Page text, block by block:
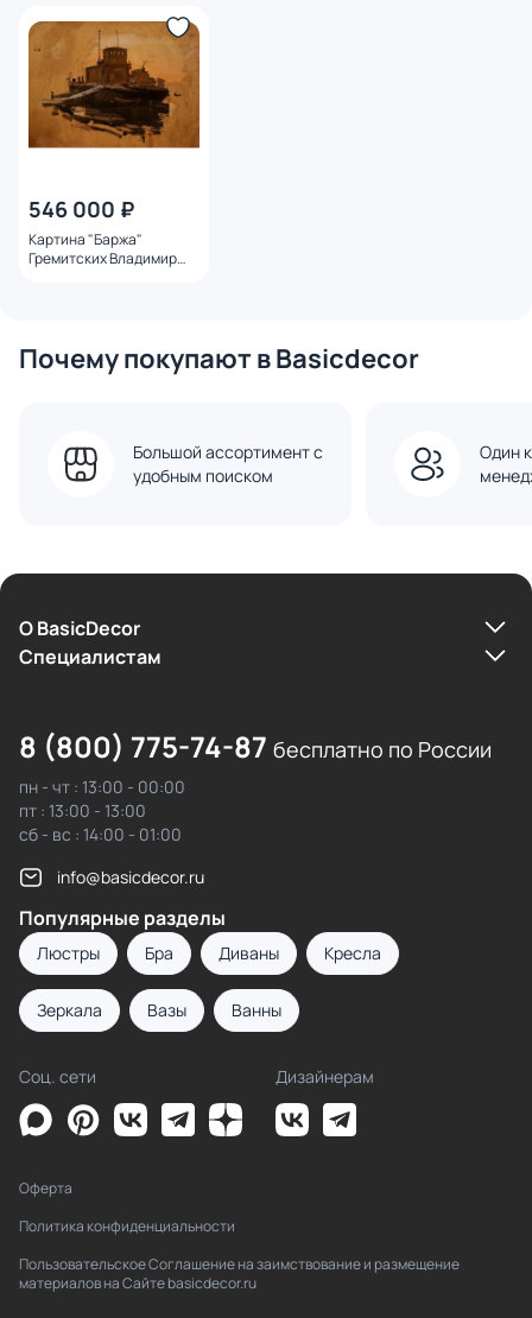
546 000 ₽
Картина "Баржа"
Гремитских Владимир
Почему покупают в Basicdecor
Большой ассортимент с
удобным поиском
Один
О BasicDecor
Cпециалистам
8 (800) 775-74-87 бесплатно по России
пн - чт : 13:00 - 00:00
пт : 13:00 - 13:00
сб - вс : 14:00 - 01:00
info@basicdecor.ru
Популярные разделы
Люстры Бра Диваны Кресла
Зеркала Вазы Ванны
Соц. сети Дизайнерам
Оферта
Политика конфиденциальности
Пользовательское Соглашение на заимствование и размещение
материалов на Сайте basicdecor.ru